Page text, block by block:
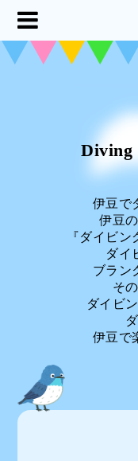
Diving
伊豆で
伊豆
『ダイビ
ダイ
ブラン
そ
ダイビ
伊豆で